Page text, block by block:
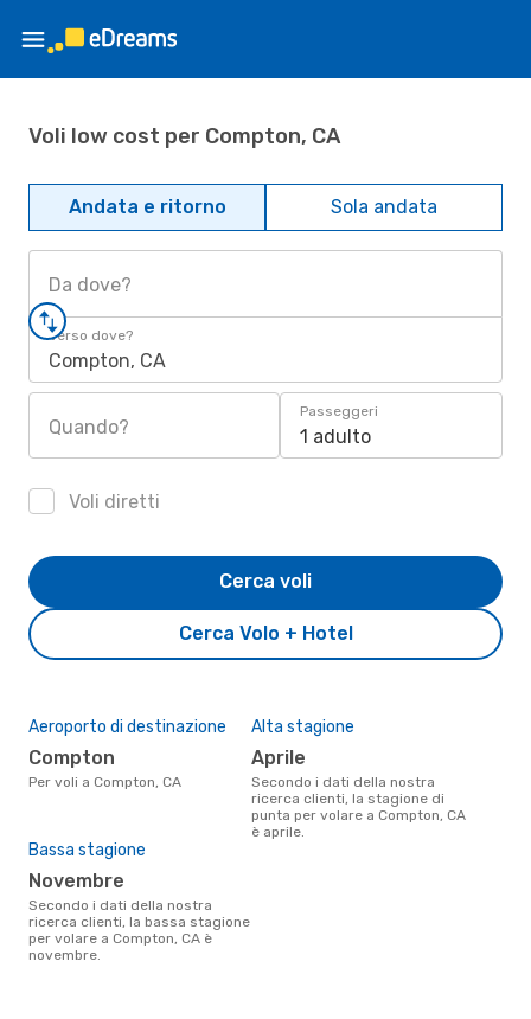
Voli low cost per Compton, CA
Andata e ritorno Sola andata
Da dove?
Verso dove?
Compton, CA
Quando?
Passeggeri
1 adulto
Voli diretti
Cerca Volo + Hotel
Cerca voli
Aeroporto di destinazione
Compton
Per voli a Compton, CA
Alta stagione
aprile
Secondo i dati della nostra
ricerca clienti, la stagione di
punta per volare a Compton, CA
è aprile.
Bassa stagione
novembre
Secondo i dati della nostra
ricerca clienti, la bassa stagione
per volare a Compton, CA è
novembre.